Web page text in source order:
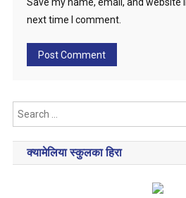
next time I comment.
क्यामेलिया स्कुलका हिरा